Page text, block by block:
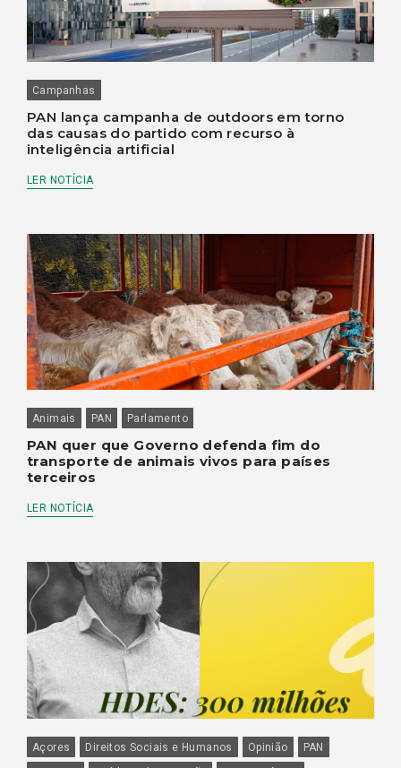
Campanhas
PAN lança campanha de outdoors em torno
das causas do partido com recurso à
inteligência artificial
LER NOTÍCIA
Animais PAN Parlamento
PAN quer que Governo defenda fim do
transporte de animais vivos para países
terceiros
LER NOTÍCIA
Açores Direitos Sociais e Humanos Opinião
PAN